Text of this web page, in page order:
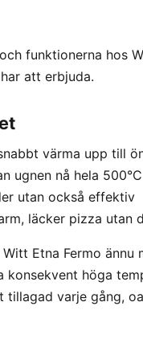
funktionerna hos
att erbjuda.
värma upp till
ugnen nå hela
utan också effektiv
läcker pizza utan
Etna Fermo ännu
höga
tillagad varje gång,